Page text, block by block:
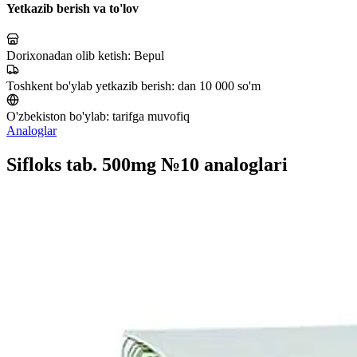
Yetkazib berish va to'lov
Dorixonadan olib ketish: Bepul
Toshkent bo'ylab yetkazib berish: dan 10 000 so'm
O'zbekiston bo'ylab: tarifga muvofiq
Analoglar
Sifloks tab. 500mg №10 analoglari